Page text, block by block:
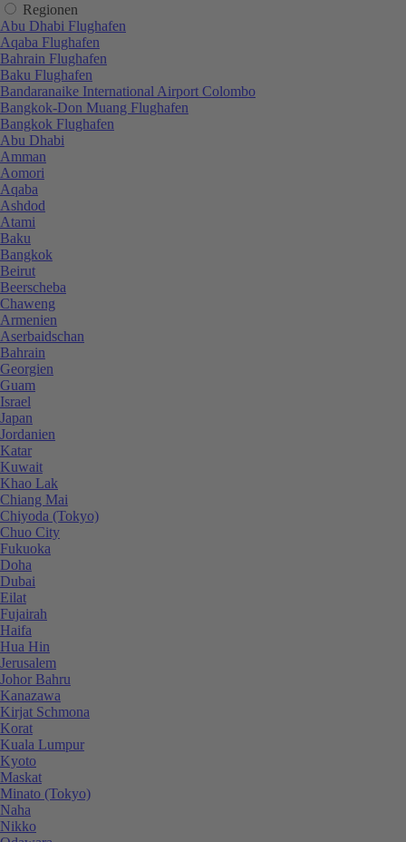
Regionen
Abu Dhabi Flughafen
Aqaba Flughafen
Bahrain Flughafen
Baku Flughafen
Bandaranaike International Airport Colombo
Bangkok-Don Muang Flughafen
Bangkok Flughafen
Abu Dhabi
Amman
Aomori
Aqaba
Ashdod
Atami
Baku
Bangkok
Beirut
Beerscheba
Chaweng
Armenien
Aserbaidschan
Bahrain
Georgien
Guam
Israel
Japan
Jordanien
Katar
Kuwait
Khao Lak
Chiang Mai
Chiyoda (Tokyo)
Chuo City
Fukuoka
Doha
Dubai
Eilat
Fujairah
Haifa
Hua Hin
Jerusalem
Johor Bahru
Kanazawa
Kirjat Schmona
Korat
Kuala Lumpur
Kyoto
Maskat
Minato (Tokyo)
Naha
Nikko